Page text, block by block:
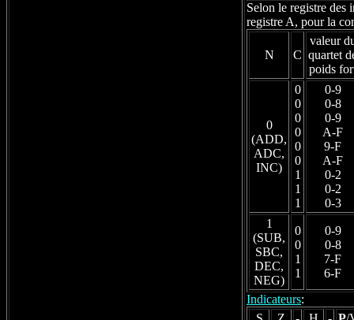
Selon le registre des
registre A, pour la
N C
valeur
quartet
poids
0
(ADD,
ADC,
INC)
0
0
0
0
0
0
1
1
1
0-9
0-8
0-9
A-F
9-F
A-F
0-2
0-2
0-3
1
(SUB,
SBC,
DEC,
NEG)
0
0
1
1
0-9
0-8
7-F
6-F
Indicateurs: